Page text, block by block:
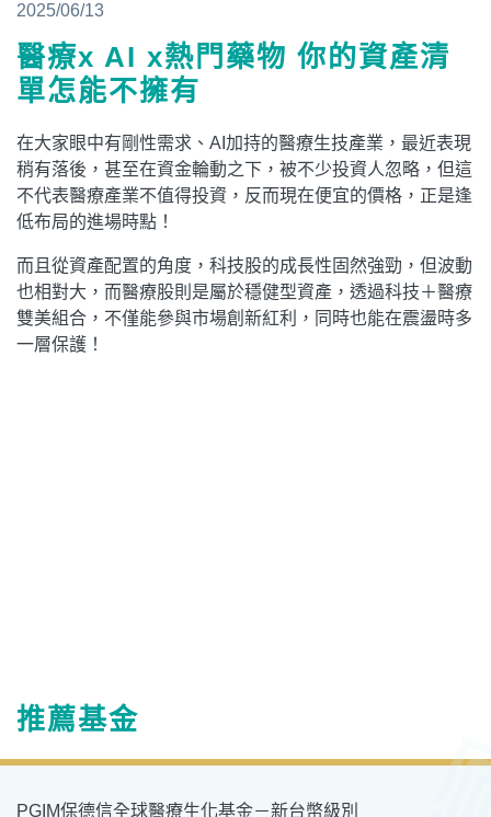
2025/06/13
醫療x AI x熱門藥物 你的資產清
單怎能不擁有
在大家眼中有剛性需求、AI加持的醫療生技產業，最近表現
稍有落後，甚至在資金輪動之下，被不少投資人忽略，但這
不代表醫療產業不值得投資，反而現在便宜的價格，正是逢
低布局的進場時點！
而且從資產配置的角度，科技股的成長性固然強勁，但波動
也相對大，而醫療股則是屬於穩健型資產，透過科技＋醫療
雙美組合，不僅能參與市場創新紅利，同時也能在震盪時多
一層保護！
推薦基金
PGIM保德信全球醫療生化基金－新台幣級別